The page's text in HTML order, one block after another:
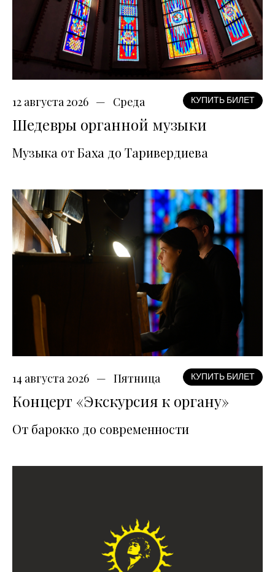
12 августа 2026 Среда КУПИТЬ БИЛЕТ
Шедевры органной музыки
Музыка от Баха до Таривердиева
14 августа 2026 Пятница КУПИТЬ БИЛЕТ
Концерт «Экскурсия к органу»
От барокко до современности